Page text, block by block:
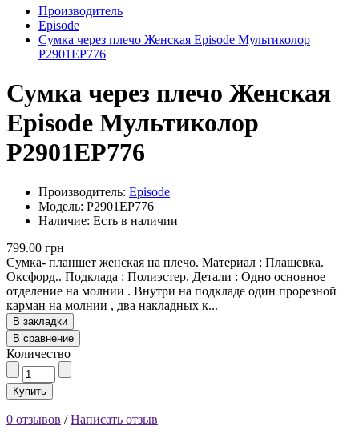
Производитель
Episode
Сумка через плечо Женская Episode Мультиколор
P2901EP776
Сумка через плечо Женская
Episode Мультиколор
P2901EP776
Производитель: Episode
Модель: P2901EP776
Наличие: Есть в наличии
799.00 грн
Сумка- планшет женская на плечо. Материал : Плащевка.
Оксфорд.. Подклада : Полиэстер. Детали : Одно основное
отделение на молнии . Внутри на подкладе один прорезной
карман на молнии , два накладных к...
В закладки
В сравнение
Количество
Купить
0 отзывов /Написать отзыв